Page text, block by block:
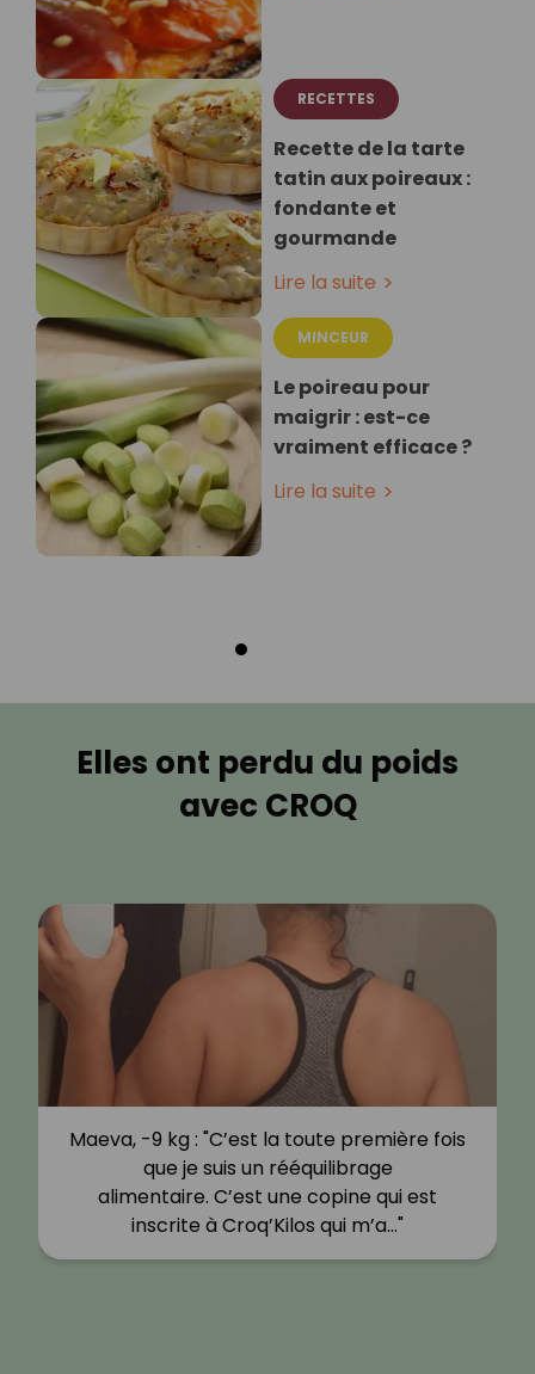
RECETTES
Recette de la tarte
tatin aux poireaux :
fondante et
gourmande
Lire la suite
MINCEUR
Le poireau pour
maigrir : est-ce
vraiment efficace ?
Lire la suite
Elles ont perdu du poids
avec CROQ
Maeva, -9 kg : "C’est la toute première fois
que je suis un rééquilibrage
alimentaire. C’est une copine qui est
inscrite à Croq’Kilos qui m’a…"